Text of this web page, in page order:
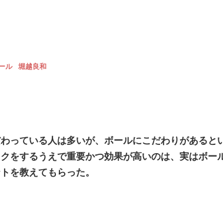
ル 堀越良和
っている人は多いが、ボールにこだわりがあると
をするうえで重要かつ効果が高いのは、実はボー
を教えてもらった。